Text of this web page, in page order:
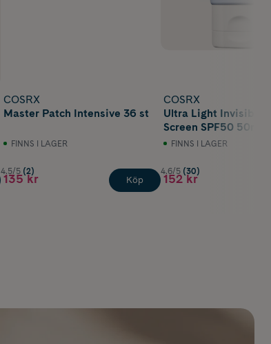
COSRX
Master Patch Intensive 36 st
FINNS I LAGER
4.5/5 (2)
135 kr Köp
COSRX
Ultra Light Invisible
Screen SPF50 50ml
FINNS I LAGER
4.6/5 (30)
152 kr